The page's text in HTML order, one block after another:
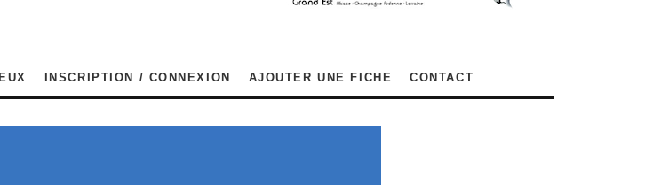
INSCRIPTION / CONNEXION AJOUTER UNE FICHE CONTACT